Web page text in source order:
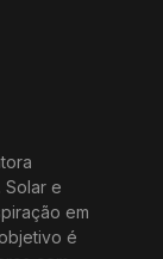
Solar e
em
é